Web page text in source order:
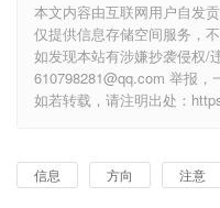
本文内容由互联网用户自发
仅提供信息存储空间服务，
如发现本站有涉嫌抄袭侵权/
610798281@qq.com 举报，
如若转载，请注明出处：
信息 方向 注意